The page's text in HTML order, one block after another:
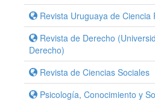
Revista Uruguaya de Ciencia
Revista de Derecho
Derecho)
Revista de Ciencias Sociales
Psicología, Conocimiento y